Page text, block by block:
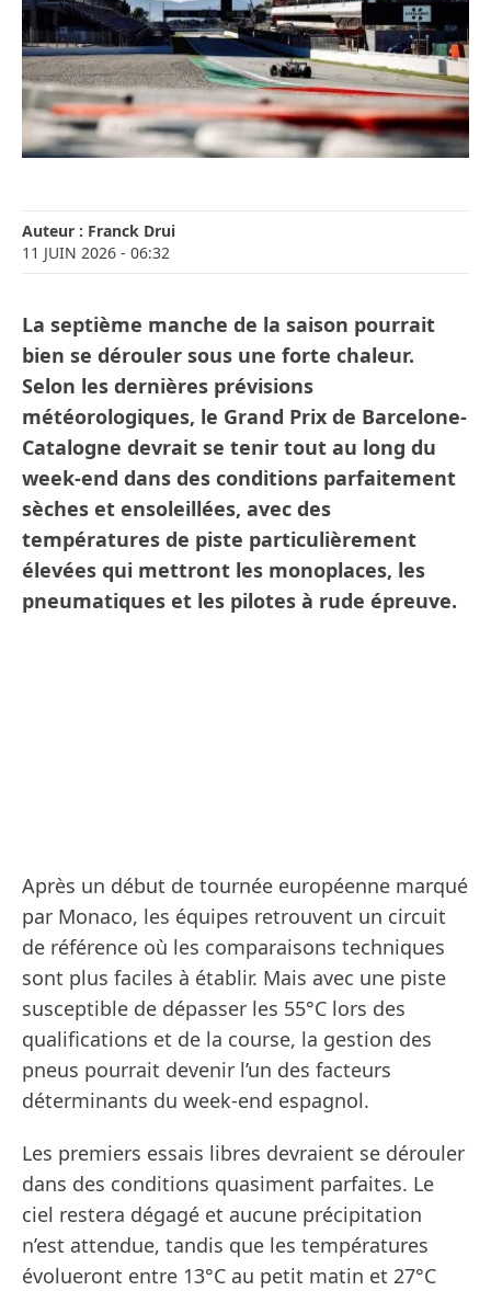
Auteur : Franck Drui
11 JUIN 2026 - 06:32
La septième manche de la saison pourrait
bien se dérouler sous une forte chaleur.
Selon les dernières prévisions
météorologiques, le Grand Prix de Barcelone-
Catalogne devrait se tenir tout au long du
week-end dans des conditions parfaitement
sèches et ensoleillées, avec des
températures de piste particulièrement
élevées qui mettront les monoplaces, les
pneumatiques et les pilotes à rude épreuve.
Après un début de tournée européenne marqué
par Monaco, les équipes retrouvent un circuit
de référence où les comparaisons techniques
sont plus faciles à établir. Mais avec une piste
susceptible de dépasser les 55°C lors des
qualifications et de la course, la gestion des
pneus pourrait devenir l’un des facteurs
déterminants du week-end espagnol.
Les premiers essais libres devraient se dérouler
dans des conditions quasiment parfaites. Le
ciel restera dégagé et aucune précipitation
n’est attendue, tandis que les températures
évolueront entre 13°C au petit matin et 27°C